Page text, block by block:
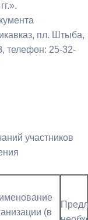
пл. Штыба,
телефон: 25-32-
участников
(в